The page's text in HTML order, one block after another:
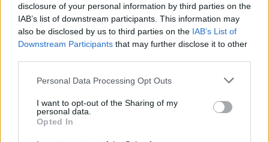
disclosure of your personal information by third parties on the
IAB’s list of downstream participants. This information may
also be disclosed by us to third parties on the IAB’s List of
Downstream Participants that may further disclose it to other
Personal Data Processing Opt Outs
I want to opt-out of the Sharing of my
personal data.
Opted In